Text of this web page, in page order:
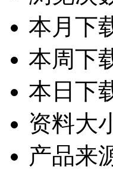
本月下
本周下
本日下
资料大
产品来